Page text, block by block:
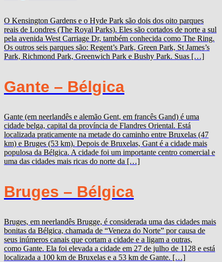
O Kensington Gardens e o Hyde Park são dois dos oito parques
reais de Londres (The Royal Parks). Eles são cortados de norte a sul
pela avenida West Carriage Dr, também conhecida como The Ring.
Os outros seis parques são: Regent’s Park, Green Park, St James’s
Park, Richmond Park, Greenwich Park e Bushy Park. Suas […]
Gante – Bélgica
Gante (em neerlandês e alemão Gent, em francês Gand) é uma
cidade belga, capital da província de Flandres Oriental. Está
localizada praticamente na metade do caminho entre Bruxelas (47
km) e Bruges (53 km). Depois de Bruxelas, Gant é a cidade mais
populosa da Bélgica. A cidade foi um importante centro comercial e
uma das cidades mais ricas do norte da […]
Bruges – Bélgica
Bruges, em neerlandês Brugge, é considerada uma das cidades mais
bonitas da Bélgica, chamada de “Veneza do Norte” por causa de
seus inúmeros canais que cortam a cidade e a ligam a outras,
como Gante. Ela foi elevada a cidade em 27 de julho de 1128 e está
localizada a 100 km de Bruxelas e a 53 km de Gante. […]